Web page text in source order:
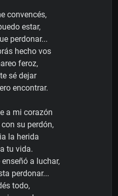
convencés,
estar,
perdonar...
hecho vos
feroz,
sé dejar
encontrar.
a mi corazón
su perdón,
la herida
tu vida.
a luchar,
perdonar...
todo,